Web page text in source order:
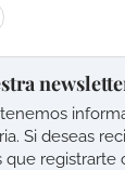
Si deseas
registrarte